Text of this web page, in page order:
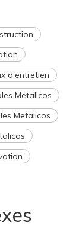
d'entretien
Metalicos
Metalicos